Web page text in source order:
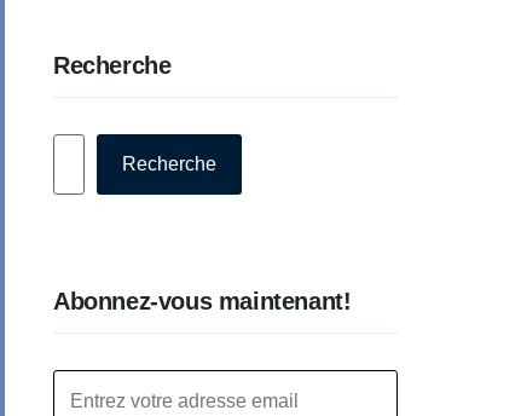
Recherche
Recherche
Abonnez-vous maintenant!